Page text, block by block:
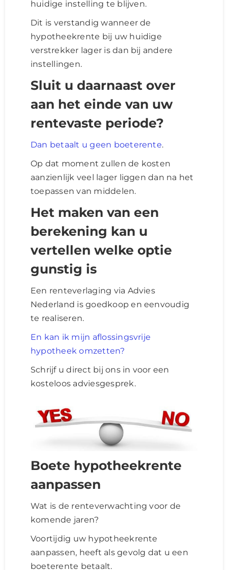
huidige instelling te blijven.
Dit is verstandig wanneer de
hypotheekrente bij uw huidige
verstrekker lager is dan bij andere
instellingen.
Sluit u daarnaast over
aan het einde van uw
rentevaste periode?
Dan betaalt u geen boeterente.
Op dat moment zullen de kosten
aanzienlijk veel lager liggen dan na het
toepassen van middelen.
Het maken van een
berekening kan u
vertellen welke optie
gunstig is
Een renteverlaging via Advies
Nederland is goedkoop en eenvoudig
te realiseren.
En kan ik mijn aflossingsvrije
hypotheek omzetten?
Schrijf u direct bij ons in voor een
kosteloos adviesgesprek.
Boete hypotheekrente
aanpassen
Wat is de renteverwachting voor de
komende jaren?
Voortijdig uw hypotheekrente
aanpassen, heeft als gevolg dat u een
boeterente betaalt.